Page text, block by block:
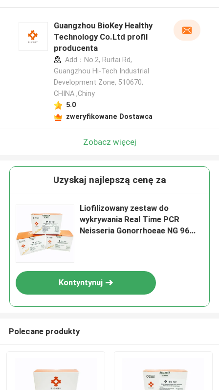
Guangzhou BioKey Healthy
Technology Co.Ltd profil
producenta
Add：No.2, Ruitai Rd,
Guangzhou Hi-Tech Industrial
Development Zone, 510670,
CHINA ,Chiny
5.0
zweryfikowane Dostawca
Zobacz więcej
Uzyskaj najlepszą cenę za
Liofilizowany zestaw do
wykrywania Real Time PCR
Neisseria Gonorrhoeae NG 96
Kontyntynuj
Polecane produkty